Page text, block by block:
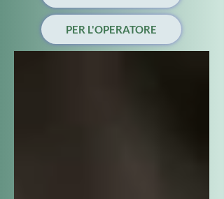
PER L'OPERATORE